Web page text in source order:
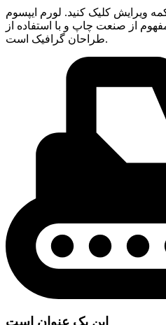
ویرایش کلیک کنید. لورم ایپسوم
از صنعت چاپ و با استفاده از
طراحان گرافیک است.